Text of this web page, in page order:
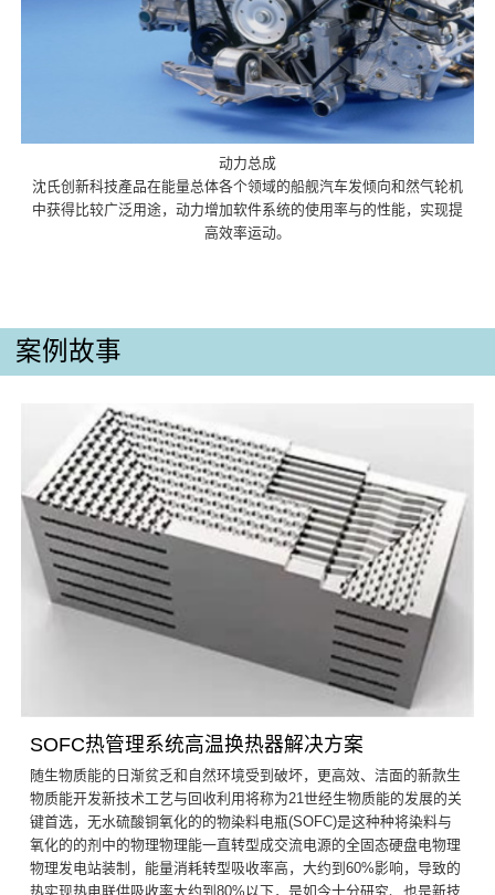
动力总成
沈氏创新科技產品在能量总体各个领域的船舰汽车发倾向和然气轮机
中获得比较广泛用途，动力增加软件系统的使用率与的性能，实现提
高效率运动。
案例故事
SOFC热管理系统高温换热器解决方案
随生物质能的日渐贫乏和自然环境受到破坏，更高效、洁面的新款生
物质能开发新技术工艺与回收利用将称为21世经生物质能的发展的关
键首选，无水硫酸铜氧化的的物染料电瓶(SOFC)是这种种将染料与
氧化的的剂中的物理物理能一直转型成交流电源的全固态硬盘电物理
物理发电站装制，能量消耗转型吸收率高，大约到60%影响，导致的
热实现热电联供吸收率大约到80%以下，是如今十分研究、也是新技